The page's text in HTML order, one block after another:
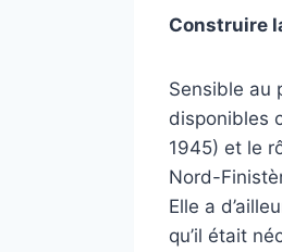
Construire
Sensible au
disponibles
1945) et le
Nord-
Elle a
qu’il était